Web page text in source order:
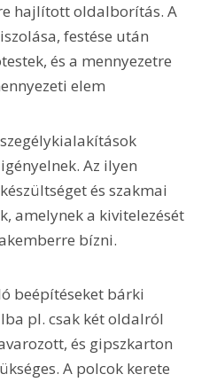
hajlított oldalborítás. A
festése után
és a mennyezetre
elem
Az ilyen
és szakmai
amelynek a kivitelezését
bízni.
beépítéseket bárki
pl. csak két oldalról
és gipszkarton
A polcok kerete